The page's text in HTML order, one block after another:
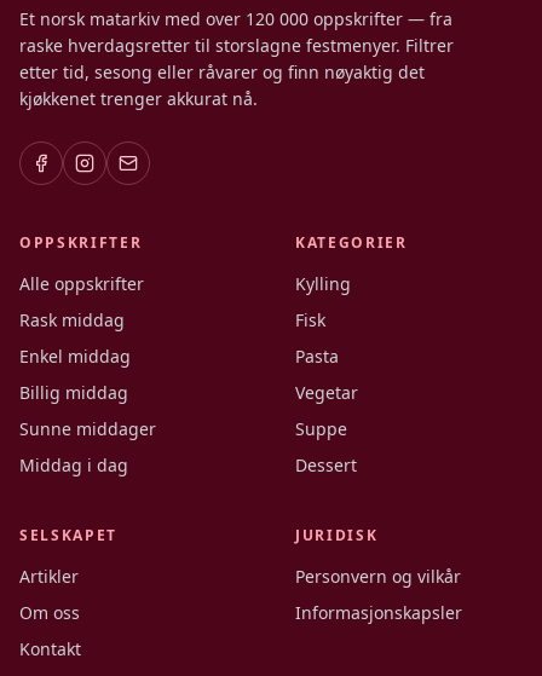
Et norsk matarkiv med over 120 000 oppskrifter — fra
raske hverdagsretter til storslagne festmenyer. Filtrer
etter tid, sesong eller råvarer og finn nøyaktig det
kjøkkenet trenger akkurat nå.
OPPSKRIFTER
Alle oppskrifter
Rask middag
Enkel middag
Billig middag
Sunne middager
Middag i dag
KATEGORIER
Kylling
Fisk
Pasta
Vegetar
Suppe
Dessert
SELSKAPET
Artikler
Om oss
Kontakt
JURIDISK
Personvern og vilkår
Informasjonskapsler